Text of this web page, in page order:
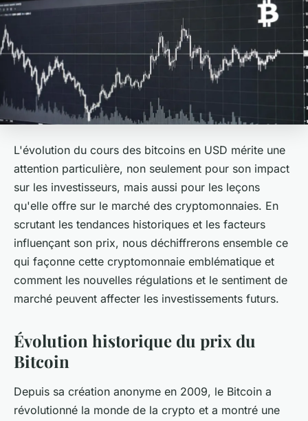
L'évolution du cours des bitcoins en USD mérite une
attention particulière, non seulement pour son impact
sur les investisseurs, mais aussi pour les leçons
qu'elle offre sur le marché des cryptomonnaies. En
scrutant les tendances historiques et les facteurs
influençant son prix, nous déchiffrerons ensemble ce
qui façonne cette cryptomonnaie emblématique et
comment les nouvelles régulations et le sentiment de
marché peuvent affecter les investissements futurs.
Évolution historique du prix du
Bitcoin
Depuis sa création anonyme en 2009, le Bitcoin a
révolutionné la monde de la crypto et a montré une